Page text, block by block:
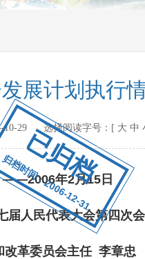
已归档
归档时间：2006-12-31
展计划执行
10-29 选择阅读字号：[ 大 中
——2006年2月15日
人民代表大会第四次
革委员会主任 李章忠